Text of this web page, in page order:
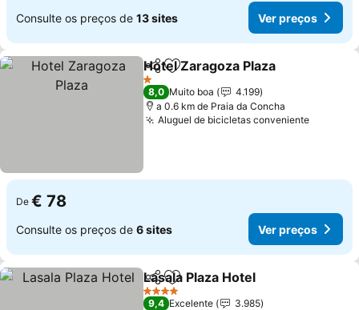
Consulte os preços de 13 sites Ver preços
PartilharAdicionar aos favoritos
Hotel Zaragoza Plaza
1 Estrelas
8,0 Muito boa
4.199
a 0.6 km de Praia da Concha
Aluguel de bicicletas conveniente
De € 78
Consulte os preços de 6 sites Ver preços
PartilharAdicionar aos favoritos
Lasala Plaza Hotel
4 Estrelas
9,4 Excelente
3.985